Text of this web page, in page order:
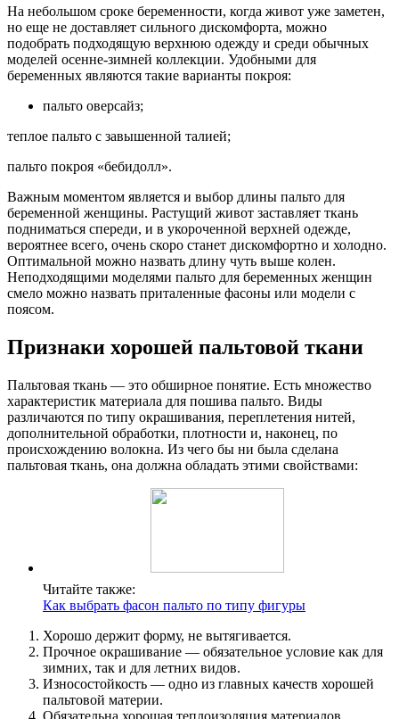
На небольшом сроке беременности, когда живот уже заметен,
но еще не доставляет сильного дискомфорта, можно
подобрать подходящую верхнюю одежду и среди обычных
моделей осенне-зимней коллекции. Удобными для
беременных являются такие варианты покроя:
пальто оверсайз;
теплое пальто с завышенной талией;
пальто покроя «бебидолл».
Важным моментом является и выбор длины пальто для
беременной женщины. Растущий живот заставляет ткань
подниматься спереди, и в укороченной верхней одежде,
вероятнее всего, очень скоро станет дискомфортно и холодно.
Оптимальной можно назвать длину чуть выше колен.
Неподходящими моделями пальто для беременных женщин
смело можно назвать приталенные фасоны или модели с
поясом.
Признаки хорошей пальтовой ткани
Пальтовая ткань — это обширное понятие. Есть множество
характеристик материала для пошива пальто. Виды
различаются по типу окрашивания, переплетения нитей,
дополнительной обработки, плотности и, наконец, по
происхождению волокна. Из чего бы ни была сделана
пальтовая ткань, она должна обладать этими свойствами:
Читайте также:
Как выбрать фасон пальто по типу фигуры
Хорошо держит форму, не вытягивается.
Прочное окрашивание — обязательное условие как для
зимних, так и для летних видов.
Износостойкость — одно из главных качеств хорошей
пальтовой материи.
Обязательна хорошая теплоизоляция материалов,